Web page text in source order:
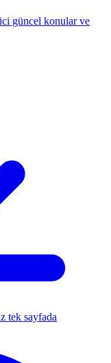
güncel konular ve
tek sayfada